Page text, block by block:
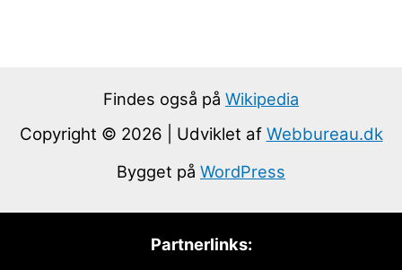
Findes også på Wikipedia
Copyright © 2026 | Udviklet af Webbureau.dk
Bygget på WordPress
Partnerlinks: